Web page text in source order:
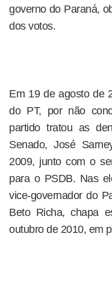
governo do Paraná,
dos votos.
Em 19 de agosto de
do PT, por não
partido tratou as
Senado, José
2009, junto com o
para o PSDB. Nas
vice-governador do
Beto Richa, chapa
outubro de 2010, em